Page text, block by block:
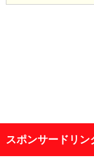
スポンサードリン